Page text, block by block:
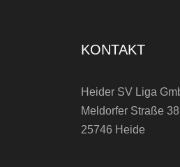
KONTAKT
Heider SV Liga
Meldorfer Straße 38
25746 Heide